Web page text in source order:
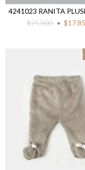
4241023 RANITA
$25.500